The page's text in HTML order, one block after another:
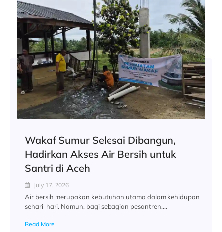
Wakaf Sumur Selesai Dibangun,
Hadirkan Akses Air Bersih untuk
Santri di Aceh
July 17, 2026
Air bersih merupakan kebutuhan utama dalam kehidupan
sehari-hari. Namun, bagi sebagian pesantren,...
Read More